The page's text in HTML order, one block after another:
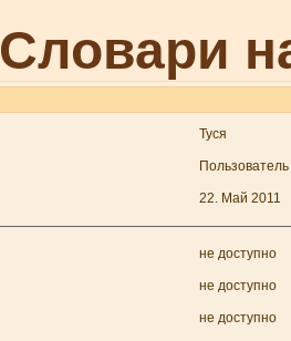
Словари
Туся
Пользователь
22. Май 2011
не доступно
не доступно
не доступно